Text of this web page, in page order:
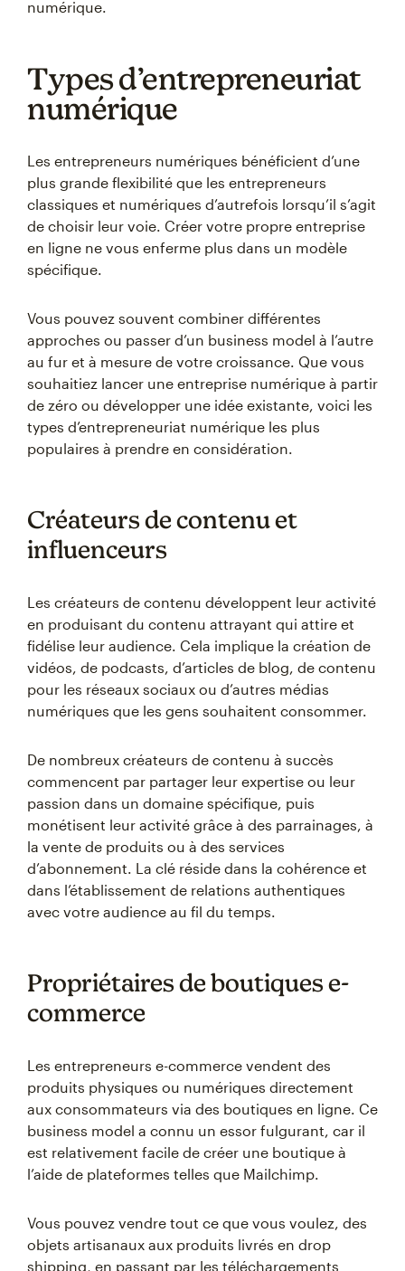
numérique.
Types d’entrepreneuriat
numérique
Les entrepreneurs numériques bénéficient d’une
plus grande flexibilité que les entrepreneurs
classiques et numériques d’autrefois lorsqu’il s’agit
de choisir leur voie. Créer votre propre entreprise
en ligne ne vous enferme plus dans un modèle
spécifique.
Vous pouvez souvent combiner différentes
approches ou passer d’un business model à l’autre
au fur et à mesure de votre croissance. Que vous
souhaitiez lancer une entreprise numérique à partir
de zéro ou développer une idée existante, voici les
types d’entrepreneuriat numérique les plus
populaires à prendre en considération.
Créateurs de contenu et
influenceurs
Les créateurs de contenu développent leur activité
en produisant du contenu attrayant qui attire et
fidélise leur audience. Cela implique la création de
vidéos, de podcasts, d’articles de blog, de contenu
pour les réseaux sociaux ou d’autres médias
numériques que les gens souhaitent consommer.
De nombreux créateurs de contenu à succès
commencent par partager leur expertise ou leur
passion dans un domaine spécifique, puis
monétisent leur activité grâce à des parrainages, à
la vente de produits ou à des services
d’abonnement. La clé réside dans la cohérence et
dans l’établissement de relations authentiques
avec votre audience au fil du temps.
Propriétaires de boutiques e-
commerce
Les entrepreneurs e-commerce vendent des
produits physiques ou numériques directement
aux consommateurs via des boutiques en ligne. Ce
business model a connu un essor fulgurant, car il
est relativement facile de créer une boutique à
l’aide de plateformes telles que Mailchimp.
Vous pouvez vendre tout ce que vous voulez, des
objets artisanaux aux produits livrés en drop
shipping, en passant par les téléchargements